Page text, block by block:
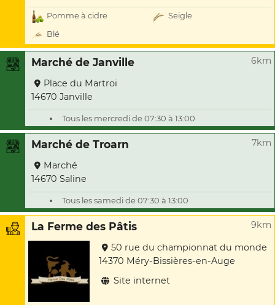
Pomme à cidre
Seigle
Blé
Marché de Janville 6km
Place du Martroi
14670 Janville
Tous les mercredi de 07:30 à 13:00
Marché de Troarn 7km
Marché
14670 Saline
Tous les samedi de 07:30 à 13:00
La Ferme des Pâtis 9km
50 rue du championnat du monde
14370 Méry-Bissières-en-Auge
Site internet